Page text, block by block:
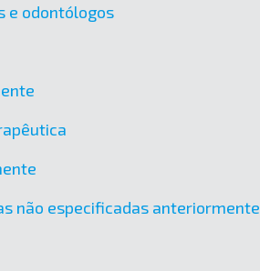
e odontólogos
não especificadas anteriormente